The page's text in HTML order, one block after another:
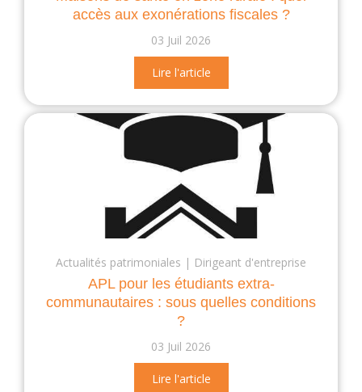
accès aux exonérations fiscales ?
03 Juil 2026
Lire l'article
Actualités patrimoniales Dirigeant d'entreprise
APL pour les étudiants extra-
communautaires : sous quelles conditions
?
03 Juil 2026
Lire l'article